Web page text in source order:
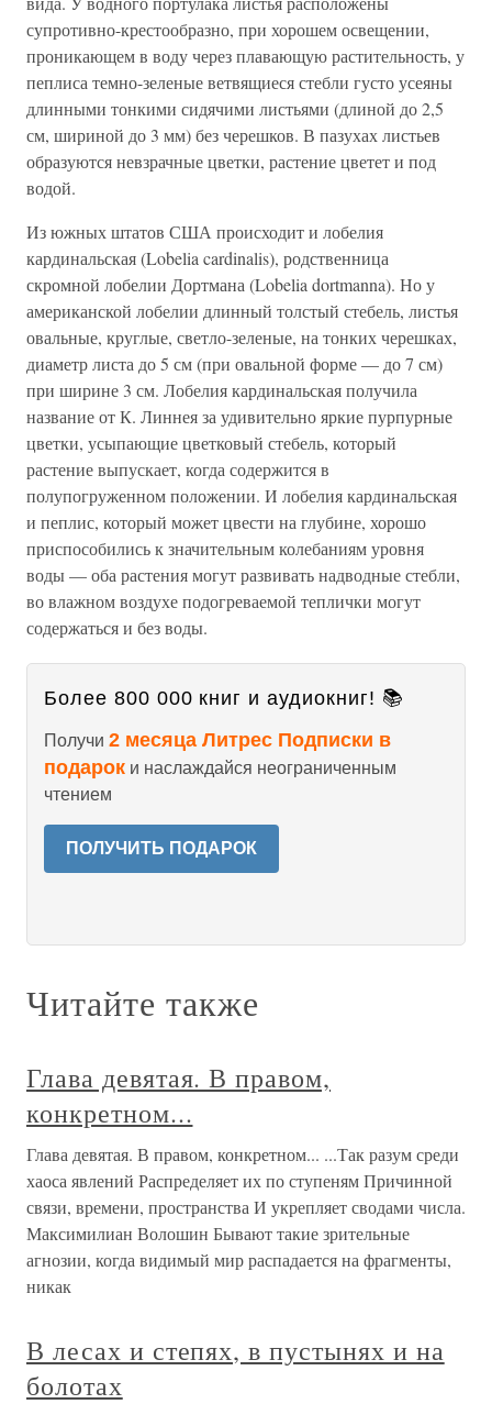
супротивно-крестообразно, при хорошем освещении,
проникающем в воду через плавающую растительность, у
пеплиса темно-зеленые ветвящиеся стебли густо усеяны
длинными тонкими сидячими листьями (длиной до 2,5
см, шириной до 3 мм) без черешков. В пазухах листьев
образуются невзрачные цветки, растение цветет и под
водой.
Из южных штатов США происходит и лобелия
кардинальская (Lobelia cardinalis), родственница
скромной лобелии Дортмана (Lobelia dortmanna). Но у
американской лобелии длинный толстый стебель, листья
овальные, круглые, светло-зеленые, на тонких черешках,
диаметр листа до 5 см (при овальной форме — до 7 см)
при ширине 3 см. Лобелия кардинальская получила
название от К. Линнея за удивительно яркие пурпурные
цветки, усыпающие цветковый стебель, который
растение выпускает, когда содержится в
полупогруженном положении. И лобелия кардинальская
и пеплис, который может цвести на глубине, хорошо
приспособились к значительным колебаниям уровня
воды — оба растения могут развивать надводные стебли,
во влажном воздухе подогреваемой теплички могут
содержаться и без воды.
Более 800 000 книг и аудиокниг! 📚
Получи 2 месяца Литрес Подписки в
подарок и наслаждайся неограниченным
чтением
ПОЛУЧИТЬ ПОДАРОК
Читайте также
Глава девятая. В правом,
конкретном...
Глава девятая. В правом, конкретном... ...Так разум среди
хаоса явлений Распределяет их по ступеням Причинной
связи, времени, пространства И укрепляет сводами числа.
Максимилиан Волошин Бывают такие зрительные
агнозии, когда видимый мир распадается на фрагменты,
никак
В лесах и степях, в пустынях и на
болотах